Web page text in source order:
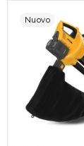
Nuovo